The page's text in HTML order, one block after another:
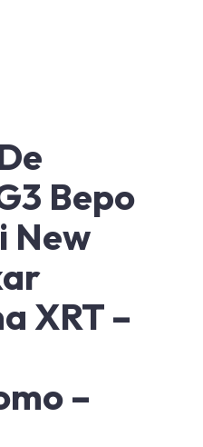
Bepo
New
XRT –
–